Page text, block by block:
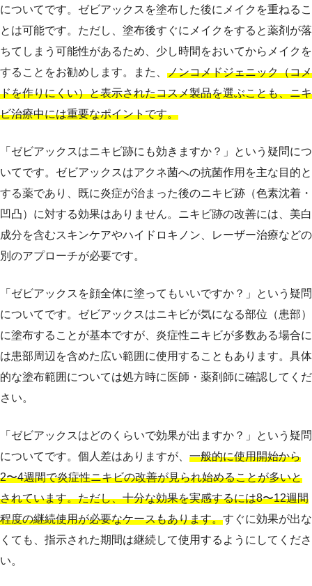
についてです。ゼビアックスを塗布した後にメイクを重ねるこ
とは可能です。ただし、塗布後すぐにメイクをすると薬剤が落
ちてしまう可能性があるため、少し時間をおいてからメイクを
することをお勧めします。また、 ノンコメドジェニック（コメ
ドを作りにくい）と表示されたコスメ製品を選ぶことも、ニキ
ビ治療中には重要なポイントです。
「ゼビアックスはニキビ跡にも効きますか？」という疑問につ
いてです。ゼビアックスはアクネ菌への抗菌作用を主な目的と
する薬であり、既に炎症が治まった後のニキビ跡（色素沈着・
凹凸）に対する効果はありません。ニキビ跡の改善には、美白
成分を含むスキンケアやハイドロキノン、レーザー治療などの
別のアプローチが必要です。
「ゼビアックスを顔全体に塗ってもいいですか？」という疑問
についてです。ゼビアックスはニキビが気になる部位（患部）
に塗布することが基本ですが、炎症性ニキビが多数ある場合に
は患部周辺を含めた広い範囲に使用することもあります。具体
的な塗布範囲については処方時に医師・薬剤師に確認してくだ
さい。
「ゼビアックスはどのくらいで効果が出ますか？」という疑問
についてです。個人差はありますが、 一般的に使用開始から
2〜4週間で炎症性ニキビの改善が見られ始めることが多いと
されています。ただし、十分な効果を実感するには8〜12週間
程度の継続使用が必要なケースもあります。すぐに効果が出な
くても、指示された期間は継続して使用するようにしてくださ
い。